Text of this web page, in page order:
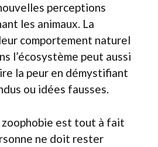
perceptions
les animaux. La
comportement naturel
l’écosystème peut aussi
la peur en démystifiant
ou idées fausses.
est tout à fait
ne doit rester